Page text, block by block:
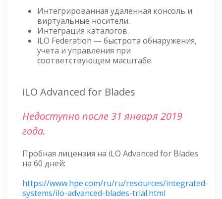
Интегрированная удаленная консоль и
виртуальные носители.
Интеграция каталогов.
iLO Federation — быстрота обнаружения,
учета и управления при
соответствующем масштабе.
iLO Advanced for Blades
Недоступно после 31 января 2019
года.
Пробная лицензия на iLO Advanced for Blades
на 60 дней:
https://www.hpe.com/ru/ru/resources/integrated-
systems/ilo-advanced-blades-trial.html